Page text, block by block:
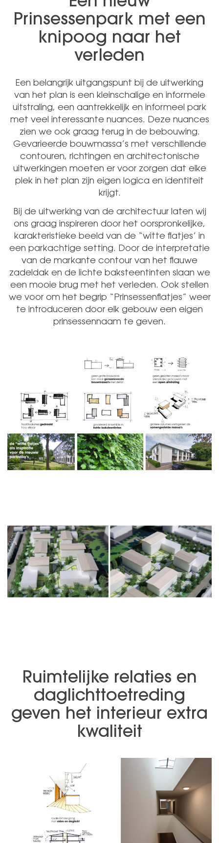
Prinsessenpark met een
knipoog naar het
verleden
Een belangrijk uitgangspunt bij de uitwerking
van het plan is een kleinschalige en informele
uitstraling, een aantrekkelijk en informeel park
met veel interessante nuances. Deze nuances
zien we ook graag terug in de bebouwing.
Gevarieerde bouwmassa’s met verschillende
contouren, richtingen en architectonische
uitwerkingen moeten er voor zorgen dat elke
plek in het plan zijn eigen logica en identiteit
krijgt.
Bij de uitwerking van de architectuur laten wij
ons graag inspireren door het oorspronkelijke,
karakteristieke beeld van de “witte flatjes’ in
een parkachtige setting. Door de interpretatie
van de markante contour van het flauwe
zadeldak en de lichte baksteentinten slaan we
een mooie brug met het verleden. Ook stellen
we voor om het begrip “Prinsessenflatjes” weer
te introduceren door elk gebouw een eigen
prinsessennaam te geven.
Ruimtelijke relaties en
daglichttoetreding
geven het interieur extra
kwaliteit